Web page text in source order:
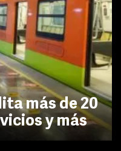
más de 20
y más